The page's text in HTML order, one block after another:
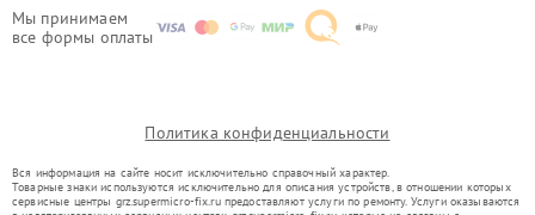
Мы принимаем
все формы оплаты
Политика конфиденциальности
Вся информация на сайте носит исключительно справочный характер.
Товарные знаки используются исключительно для описания устройств, в отношении которых
сервисные центры grz.supermicro-fix.ru предоставляют услуги по ремонту. Услуги оказываются